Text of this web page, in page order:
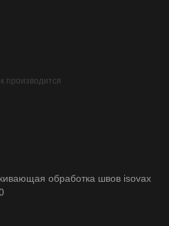
производится
обработка швов isovax